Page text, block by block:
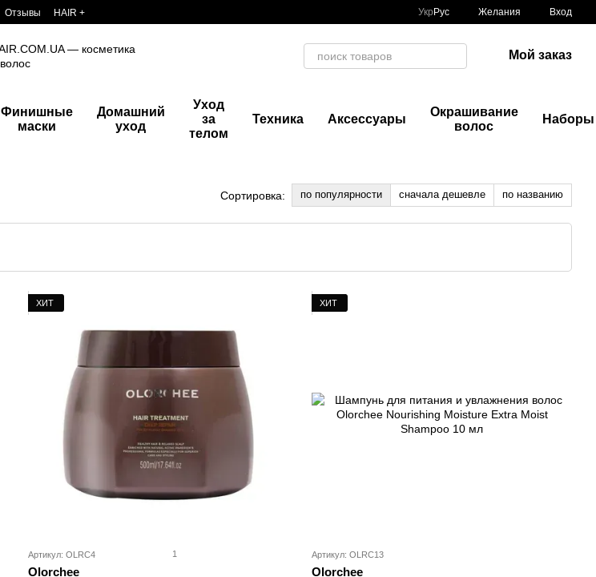
Отзывы HAIR + Укр Рус Желания Вход
Мой заказ
Финишные
маски
Домашний
уход
Уход
за
телом
Техника Аксессуары
Окрашивание
волос
Наборы
Сортировка: по популярности сначала дешевле по названию
ХИТ
Артикул: OLRC4 1
Olorchee
ХИТ
Артикул: OLRC13
Olorchee